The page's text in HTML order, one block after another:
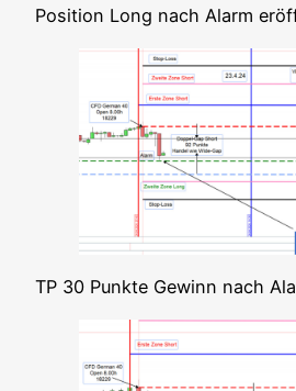
Posi­ti­on Long nach Alarm
TP 30 Punk­te Gewinn nach